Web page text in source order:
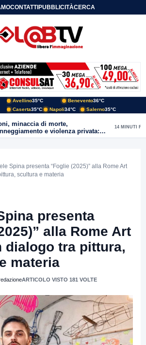
CONTATTIPUBBLICITÀCERCA
Avellino35°C Benevento36°C
Caserta35°C Napoli34°C Salerno35°C
minaccia di morte,
e violenza privata:
arrestato dai Carabinieri
14 MINUTI FA
Spina presenta “Foglie (2025)” alla Rome Art
scultura e materia
presenta
alla Rome Art
dialogo tra pittura,
materia
ARTICOLO VISTO 181 VOLTE